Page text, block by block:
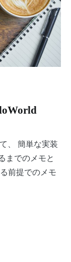
、 簡単な実装
までのメモと
前提でのメモ